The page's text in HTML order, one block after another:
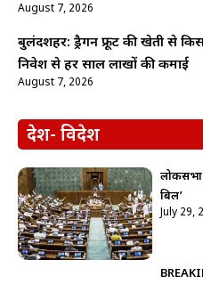
August 7, 2026
बुलंदशहर: ड्रैगन फ्रूट की खेती से
निवेश से हर साल लाखों की कमाई
August 7, 2026
देश- विदेश
लोकसभा
बिल’
July 29,